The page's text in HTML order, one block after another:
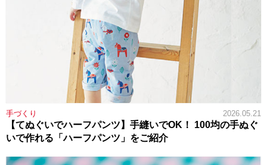
手づくり 2026.05.21
【てぬぐいでハーフパンツ】手縫いでOK！ 100均の手ぬぐ
いで作れる「ハーフパンツ」をご紹介